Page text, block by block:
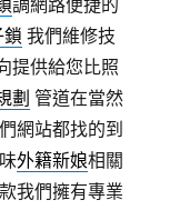
調網路便捷的
鎖 我們維修技
提供給您比照
劃 管道在當然
網站都找的到
外籍新娘相關
我們擁有專業